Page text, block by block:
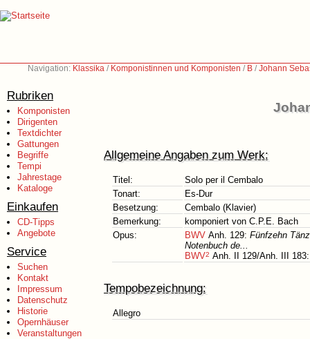
Navigation: Klassika / Komponistinnen und Komponisten / B /Johann
Rubriken
Komponisten
Dirigenten
Textdichter
Gattungen
Begriffe
Tempi
Jahrestage
Kataloge
Einkaufen
CD-Tipps
Angebote
Service
Suchen
Kontakt
Impressum
Datenschutz
Historie
Opernhäuser
Veranstaltungen
Allgemeine Angaben zum Werk:
Titel:
Solo per il Cembalo
Tonart:
Es-Dur
Besetzung:
Cembalo (Klavier)
Bemerkung:
komponiert von C.P.E. Bach
Opus:
BWV Anh. 129: Fünfzehn
Notenbuch de...
BWV2 Anh. II 129/Anh. III
Tempobezeichnung:
Allegro